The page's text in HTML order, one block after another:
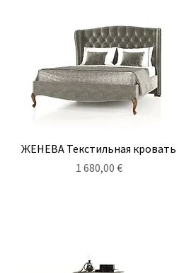
Быстрый просмотр
ЖЕНЕВА Текстильная кровать
Цена
1 680,00 €